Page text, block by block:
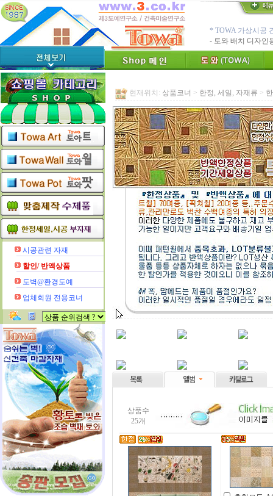
* TOWA 회원가입
-토와, 첫구매시 배
수수료 전액면제 (
[안내]신용카드 결
[브랜드 명]"토와"(
* 그림타일 벽화타
[공지]카탈로그,토
인테리어타일, 기
[알림]숨쉬는 조습
* TOWA 가상시공
- 토와 배치 디자인
시공관련 자재
할인/ 반액상품
도벽@환경도예
업체회원 전용코너
현재위치: 상품코너 > 한정, 세일, 자재류 >
상품수
25개